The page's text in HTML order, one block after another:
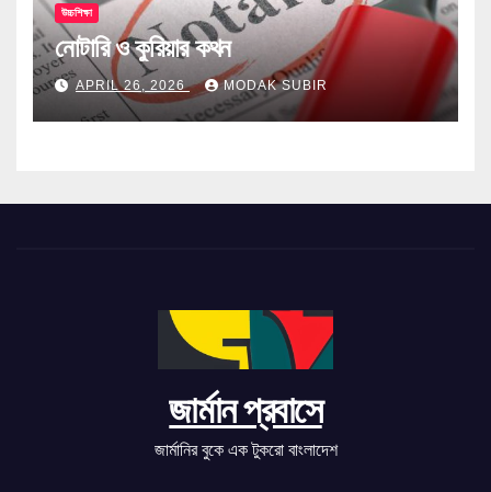
উচ্চশিক্ষা
নোটারি ও কুরিয়ার কথন
APRIL 26, 2026 MODAK SUBIR
জার্মান প্রবাসে
জার্মানির বুকে এক টুকরো বাংলাদেশ